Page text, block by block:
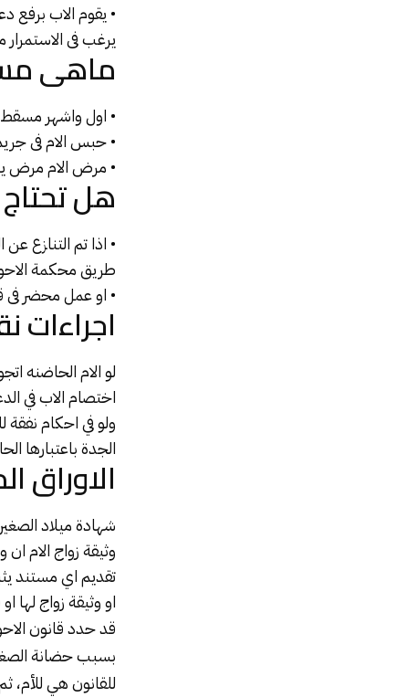
• يقوم الاب برفع
يرغب فى
ماهى
• اول واشهر مسقط
• حبس الام فى
• مرض الام مرض
هل تحتاج
• اذا تم التنازع
طريق محكمة
• او عمل محضر فى
اجراءات
لو الام الحاضنه
اختصام الاب في
ولو في احكام نفقة
الجدة باعتبارها
الاوراق
شهادة ميلاد الصغير
وثيقة زواج الام
تقديم اي مستند
او وثيقة زواج لها
قد حدد قانون
بسبب حضانة
للقانون هي للأم،